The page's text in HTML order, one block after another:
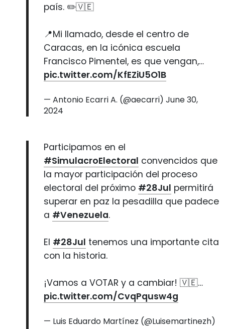
país. ✏️🇻🇪
📍Mi llamado, desde el centro de
Caracas, en la icónica escuela
Francisco Pimentel, es que vengan,…
pic.twitter.com/KfEZiU5O1B
— Antonio Ecarri A. (@aecarri) June 30,
2024
Participamos en el
#SimulacroElectoral convencidos que
la mayor participación del proceso
electoral del próximo #28Jul permitirá
superar en paz la pesadilla que padece
a #Venezuela.
El #28Jul tenemos una importante cita
con la historia.
¡Vamos a VOTAR y a cambiar! 🇻🇪…
pic.twitter.com/CvqPqusw4g
— Luis Eduardo Martínez (@Luisemartinezh)